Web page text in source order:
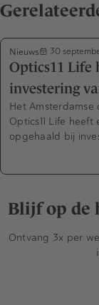
Nieuws 30
Optics11 Life
investering
Het
Optics11 Life
opgehaald bij
Blijf op de
Ontvang 3x per